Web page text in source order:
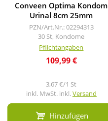
Conveen Optima Kondom
Urinal 8cm 25mm
PZN/Art.Nr.: 02294313
30 St, Kondome
Pflichtangaben
109,99 €
3,67 €/1 St
inkl. MwSt. inkl.Versand
Hinzufügen